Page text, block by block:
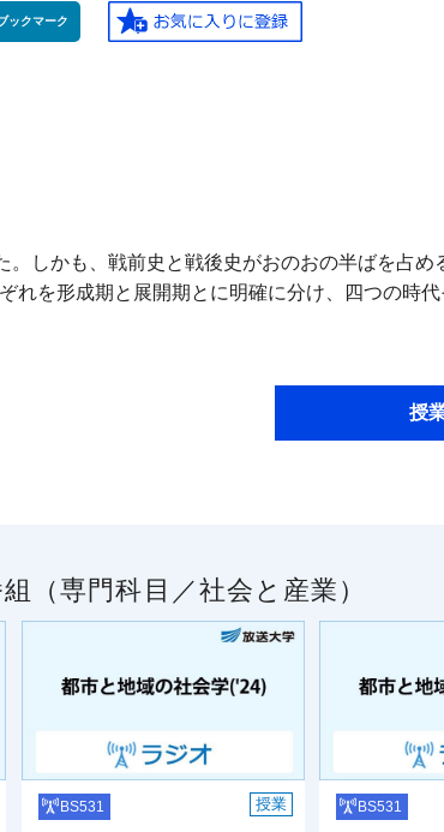
ックマーク
。しかも、戦前史と戦後史がおのおの半ばを占
れを形成期と展開期とに明確に分け、四つの時
授
（専門科目／社会と産業）
BS531 授業 BS531